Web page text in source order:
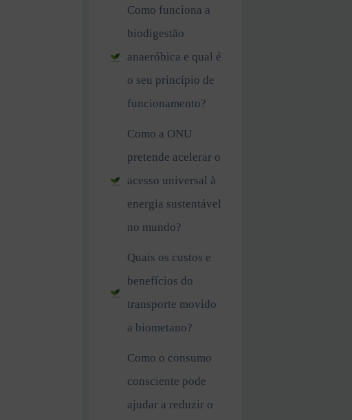
Como funciona a
biodigestão
anaeróbica e qual é
o seu princípio de
funcionamento?
Como a ONU
pretende acelerar o
acesso universal à
energia sustentável
no mundo?
Quais os custos e
benefícios do
transporte movido
a biometano?
Como o consumo
consciente pode
ajudar a reduzir o